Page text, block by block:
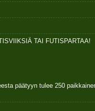
TAI FUTISPARTAA!
päätyyn tulee 250